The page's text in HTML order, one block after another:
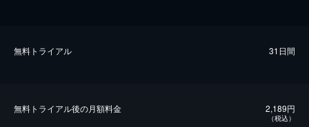
無料トライアル 31日間
無料トライアル後の⽉額料金 2,189円
（税込）